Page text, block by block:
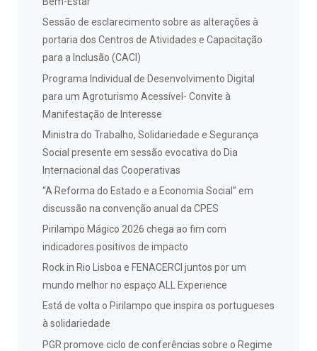
Sessão de esclarecimento sobre as alterações à
portaria dos Centros de Atividades e Capacitação
para a Inclusão (CACI)
Programa Individual de Desenvolvimento Digital
para um Agroturismo Acessível- Convite à
Manifestação de Interesse
Ministra do Trabalho, Solidariedade e Segurança
Social presente em sessão evocativa do Dia
Internacional das Cooperativas
“A Reforma do Estado e a Economia Social” em
discussão na convenção anual da CPES
Pirilampo Mágico 2026 chega ao fim com
indicadores positivos de impacto
Rock in Rio Lisboa e FENACERCI juntos por um
mundo melhor no espaço ALL Experience
Está de volta o Pirilampo que inspira os portugueses
à solidariedade
PGR promove ciclo de conferências sobre o Regime